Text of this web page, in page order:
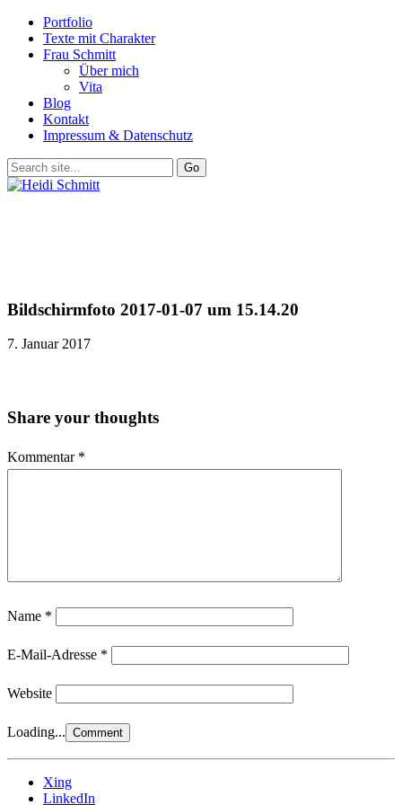
Portfolio
Texte mit Charakter
Frau Schmitt
Über mich
Vita
Blog
Kontakt
Impressum & Datenschutz
Bildschirmfoto 2017-01-07 um 15.14.20
7. Januar 2017
Share your thoughts
Kommentar *
Name *
E-Mail-Adresse *
Website
Loading...
Xing
LinkedIn